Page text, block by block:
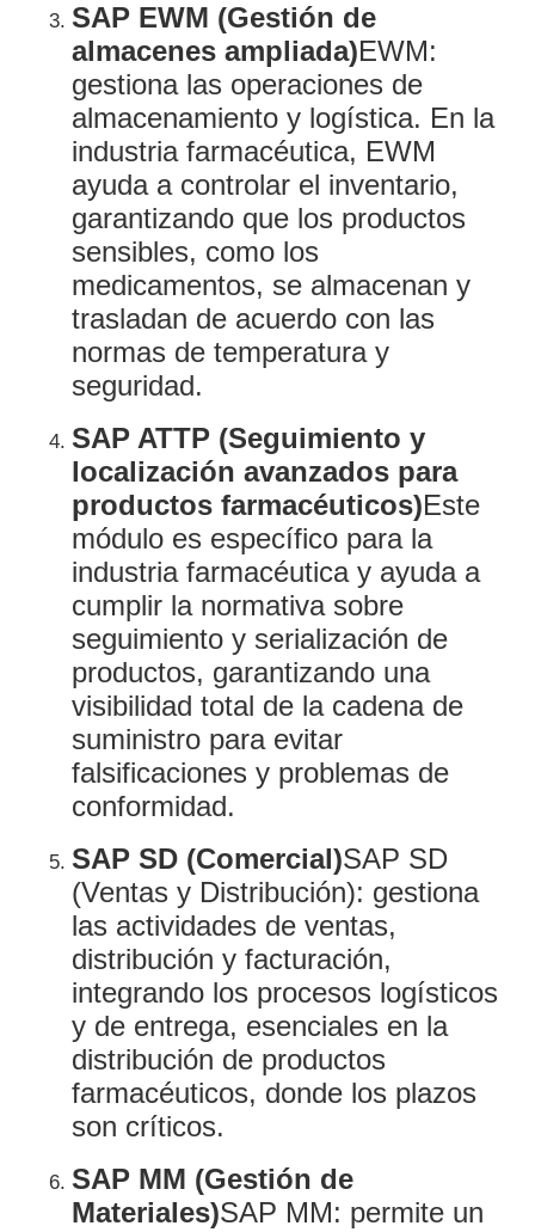
SAP EWM (Gestión de
almacenes ampliada)EWM:
gestiona las operaciones de
almacenamiento y logística. En la
industria farmacéutica, EWM
ayuda a controlar el inventario,
garantizando que los productos
sensibles, como los
medicamentos, se almacenan y
trasladan de acuerdo con las
normas de temperatura y
seguridad.
SAP ATTP (Seguimiento y
localización avanzados para
productos farmacéuticos)Este
módulo es específico para la
industria farmacéutica y ayuda a
cumplir la normativa sobre
seguimiento y serialización de
productos, garantizando una
visibilidad total de la cadena de
suministro para evitar
falsificaciones y problemas de
conformidad.
SAP SD (Comercial)SAP SD
(Ventas y Distribución): gestiona
las actividades de ventas,
distribución y facturación,
integrando los procesos logísticos
y de entrega, esenciales en la
distribución de productos
farmacéuticos, donde los plazos
son críticos.
SAP MM (Gestión de
Materiales)SAP MM: permite un